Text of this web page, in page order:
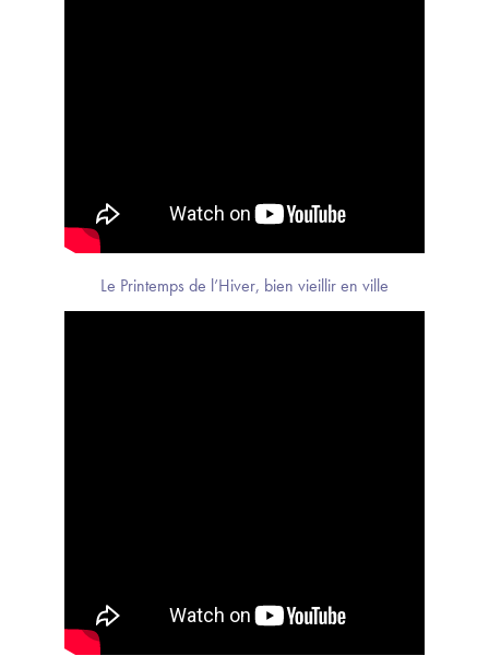
Le Printemps de l’Hiver, bien vieillir en ville